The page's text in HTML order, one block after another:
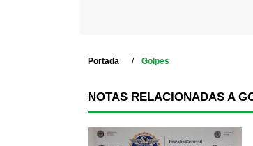
Portada Golpes
NOTAS RELACIONADAS A